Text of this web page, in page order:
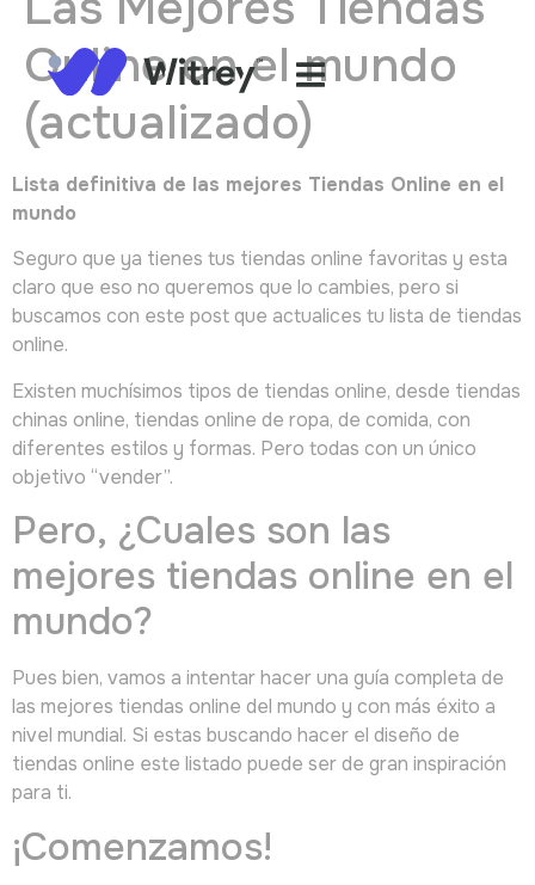
Online en el mundo
(actualizado)
Lista definitiva de las mejores Tiendas Online en el
mundo
Seguro que ya tienes tus tiendas online favoritas y esta
claro que eso no queremos que lo cambies, pero si
buscamos con este post que actualices tu lista de tiendas
online.
Existen muchísimos tipos de tiendas online, desde tiendas
chinas online, tiendas online de ropa, de comida, con
diferentes estilos y formas. Pero todas con un único
objetivo “vender”.
Pero, ¿Cuales son las
mejores tiendas online en el
mundo?
Pues bien, vamos a intentar hacer una guía completa de
las mejores tiendas online del mundo y con más éxito a
nivel mundial. Si estas buscando hacer el diseño de
tiendas online este listado puede ser de gran inspiración
para ti.
¡Comenzamos!